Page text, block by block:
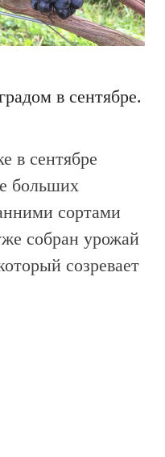
в сентябре.
в сентябре
больших
сортами
собран урожай
созревает